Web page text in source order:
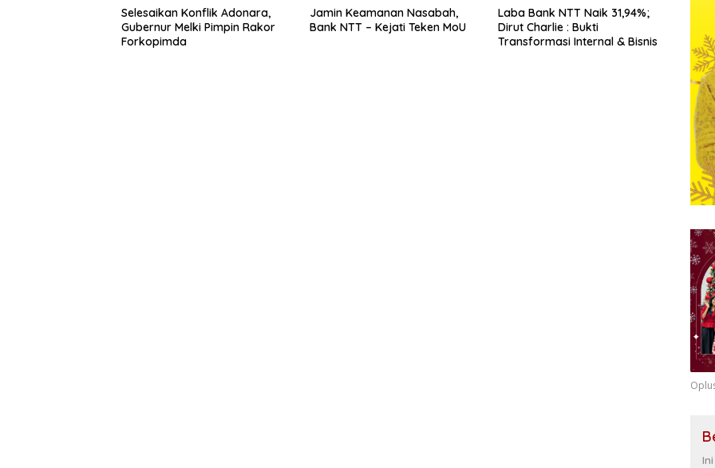
Selesaikan Konflik Adonara,
Gubernur Melki Pimpin Rakor
Forkopimda
Jamin Keamanan Nasabah,
Bank NTT – Kejati Teken MoU
Laba Bank NTT Naik 31,94%;
Dirut Charlie : Bukti
Transformasi Internal & Bisnis